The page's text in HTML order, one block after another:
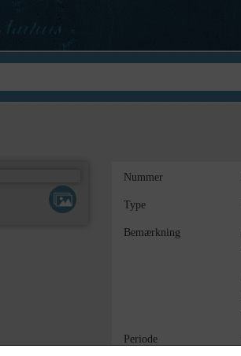
Nummer
Type
Bemærkning
Periode